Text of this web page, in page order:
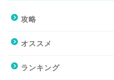
攻略
オススメ
ランキング